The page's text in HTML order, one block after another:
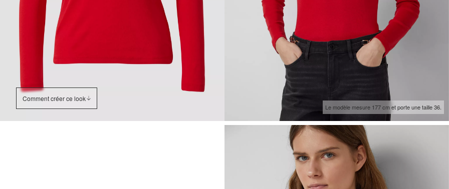
Comment créer ce look
Le modèle mesure 177 cm et porte une taille 36.